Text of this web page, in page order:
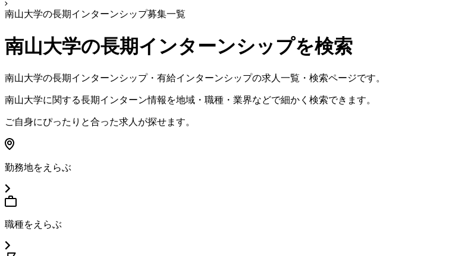
南山大学の長期インターンシップ募集一覧
南山大学の長期インターンシップを検索
南山大学の長期インターンシップ・有給インターンシップの求人一覧・検索ページです。
南山大学に関する長期インターン情報を地域・職種・業界などで細かく検索できます。
ご自身にぴったりと合った求人が探せます。
勤務地をえらぶ
職種をえらぶ